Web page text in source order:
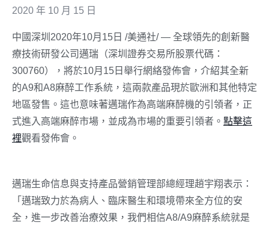
2020 年 10 月 15 日
中國深圳2020年10月15日 /美通社/ — 全球領先的創新醫
療技術研發公司邁瑞（深圳證券交易所股票代碼：
300760），將於10月15日舉行網絡發佈會，介紹其全新
的A9和A8麻醉工作系統，這兩款產品現於歐洲和其他特定
地區發售。這也意味著邁瑞作為高端麻醉機的引領者，正
式進入高端麻醉市場，並成為市場的重要引領者。 點擊這
裡觀看發佈會。
邁瑞生命信息與支持產品營銷管理部總經理趙宇翔表示：
「邁瑞致力於為病人、臨床醫生和環境帶來全方位的安
全，進一步改善治療效果，我們相信A8/A9麻醉系統就是